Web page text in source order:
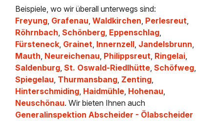
Beispiele, wo wir überall unterwegs sind:
Freyung, Grafenau,Waldkirchen, Perlesreut,
Röhrnbach,Schönberg, Eppenschlag,
Fürsteneck, Grainet, Innernzell, Jandelsbrunn,
Mauth, Neureichenau, Philippsreut, Ringelai,
Saldenburg,St. Oswald-Riedlhütte,Schöfweg,
Spiegelau, Thurmansbang, Zenting,
Hinterschmiding, Haidmühle, Hohenau,
Neuschönau. Wir bieten Ihnen auch
Generalinspektion Abscheider - Ölabscheider